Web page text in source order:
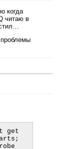
когда
читаю в
get